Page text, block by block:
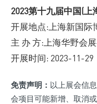
2023第十九届中国(
开展地点:上海新国际
主 办 方:上海华野会
开展时间: 2023-11-29
免责声明： 以上展会信
会项目可能新增、取消